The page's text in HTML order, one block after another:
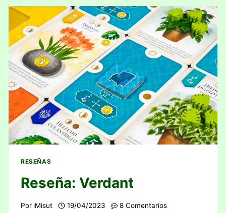
RESEÑAS
Reseña: Verdant
Por iMisut 19/04/2023 8 Comentarios